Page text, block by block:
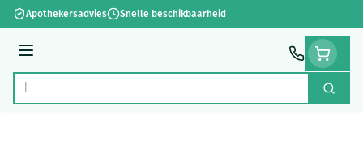
Ga naar de inhoud
Apothekersadvies Snelle beschikbaarheid
Menu
Product, merk, categorie... Zoek